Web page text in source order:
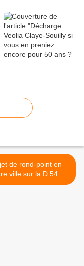
de rond-point en
ville sur la D 54 à
sur Marne : le